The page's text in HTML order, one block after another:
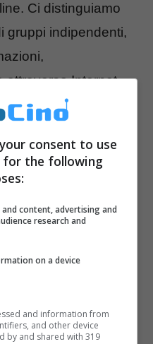
Ci distinguiamo
gruppi indipendenti,
attraverso Internet.
nel settore, negli
il nostro
per ogni
stimolanti in
consent to use
for the following
content, advertising and
research and
on a device
and information from
and other device
by and shared with 319